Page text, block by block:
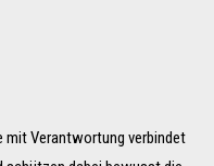
mit Verantwortung verbindet